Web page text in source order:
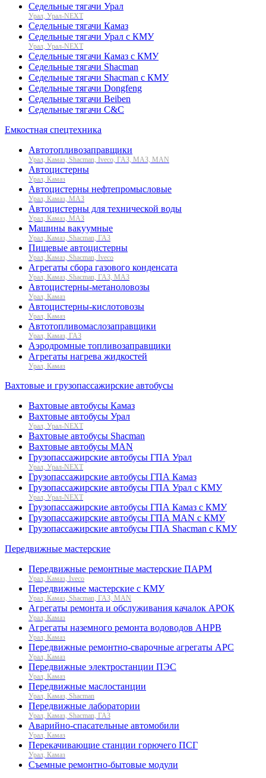
Седельные тягачи Урал
Урал, Урал-NEXT
Седельные тягачи Камаз
Седельные тягачи Урал с КМУ
Урал, Урал-NEXT
Седельные тягачи Камаз с КМУ
Седельные тягачи Shacman
Седельные тягачи Shacman с КМУ
Седельные тягачи Dongfeng
Седельные тягачи Beiben
Седельные тягачи C&C
Емкостная спецтехника
Автотопливозаправщики
Урал, Камаз, Shacman, Iveco, ГАЗ, МАЗ, MAN
Автоцистерны
Урал, Камаз
Автоцистерны нефтепромысловые
Урал, Камаз, МАЗ
Автоцистерны для технической воды
Урал, Камаз, МАЗ
Машины вакуумные
Урал, Камаз, Shacman, ГАЗ
Пищевые автоцистерны
Урал, Камаз, Shacman, Iveco
Агрегаты сбора газового конденсата
Урал, Камаз, Shacman, ГАЗ, МАЗ
Автоцистерны-метаноловозы
Урал, Камаз
Автоцистерны-кислотовозы
Урал, Камаз
Автотопливомаслозаправщики
Урал, Камаз, ГАЗ
Аэродромные топливозаправщики
Агрегаты нагрева жидкостей
Урал, Камаз
Вахтовые и грузопассажирские автобусы
Вахтовые автобусы Камаз
Вахтовые автобусы Урал
Урал, Урал-NEXT
Вахтовые автобусы Shacman
Вахтовые автобусы MAN
Грузопассажирские автобусы ГПА Урал
Урал, Урал-NEXT
Грузопассажирские автобусы ГПА Камаз
Грузопассажирские автобусы ГПА Урал с КМУ
Урал, Урал-NEXT
Грузопассажирские автобусы ГПА Камаз с КМУ
Грузопассажирские автобусы ГПА MAN с КМУ
Грузопассажирские автобусы ГПА Shacman с КМУ
Передвижные мастерские
Передвижные ремонтные мастерские ПАРМ
Урал, Камаз, Iveco
Передвижные мастерские с КМУ
Урал, Камаз, Shacman, ГАЗ, MAN
Агрегаты ремонта и обслуживания качалок АРОК
Урал, Камаз
Агрегаты наземного ремонта водоводов АНРВ
Урал, Камаз
Передвижные ремонтно-сварочные агрегаты АРС
Урал, Камаз
Передвижные электростанции ПЭС
Урал, Камаз
Передвижные маслостанции
Урал, Камаз, Shacman
Передвижные лаборатории
Урал, Камаз, Shacman, ГАЗ
Аварийно-спасательные автомобили
Урал, Камаз
Перекачивающие станции горючего ПСГ
Урал, Камаз
Съемные ремонтно-бытовые модули